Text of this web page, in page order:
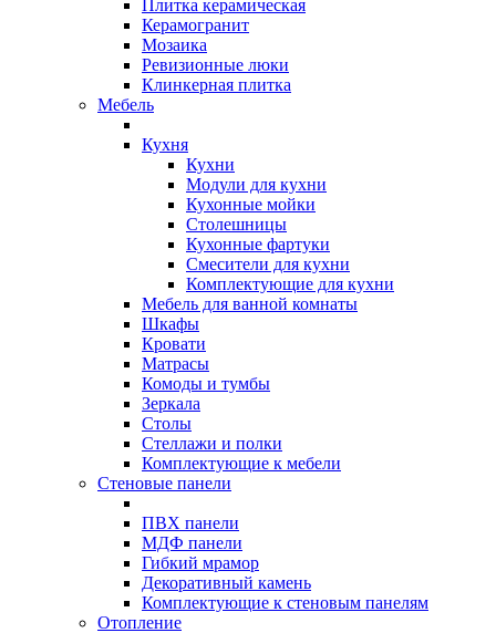
Плитка керамическая
Керамогранит
Мозаика
Ревизионные люки
Клинкерная плитка
Мебель
Кухня
Кухни
Модули для кухни
Кухонные мойки
Столешницы
Кухонные фартуки
Смесители для кухни
Комплектующие для кухни
Мебель для ванной комнаты
Шкафы
Кровати
Матрасы
Комоды и тумбы
Зеркала
Столы
Стеллажи и полки
Комплектующие к мебели
Стеновые панели
ПВХ панели
МДФ панели
Гибкий мрамор
Декоративный камень
Комплектующие к стеновым панелям
Отопление